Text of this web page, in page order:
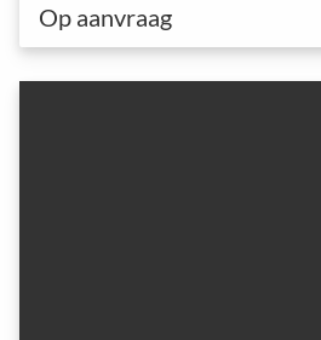
Op aanvraag